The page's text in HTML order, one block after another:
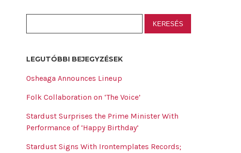
LEGUTÓBBI BEJEGYZÉSEK
Osheaga Announces Lineup
Folk Collaboration on ‘The Voice’
Stardust Surprises the Prime Minister With
Performance of ‘Happy Birthday’
Stardust Signs With Irontemplates Records;